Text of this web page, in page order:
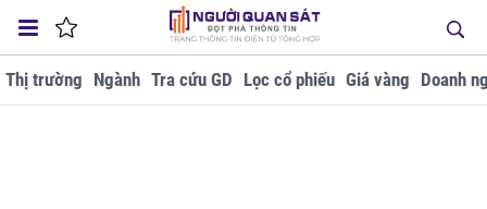
Thị trường Ngành Tra cứu GD Lọc cổ phiếu Giá vàng Doanh